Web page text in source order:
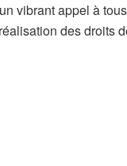
vibrant appel à
des droits